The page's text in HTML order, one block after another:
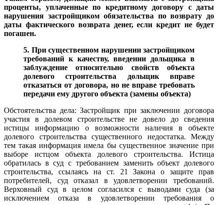
проценты, уплаченные по кредитному договору с даты
нарушения застройщиком обязательства по возврату до
даты фактического возврата денег, если кредит не будет
погашен.
5. При существенном нарушении застройщиком
требований к качеству, введении дольщика в
заблуждение относительно свойств объекта
долевого строительства дольщик вправе
отказаться от договора, но не вправе требовать
передачи ему другого объекта (замены объекта)
Обстоятельства дела: Застройщик при заключении договора
участия в долевом строительстве не довело до сведения
истицы информацию о возможности наличия в объекте
долевого строительства существенного недостатка. Между
тем такая информация имела бы существенное значение при
выборе истцом объекта долевого строительства. Истица
обратилась в суд с требованием заменить объект долевого
строительства, ссылаясь на ст. 21 Закона о защите прав
потребителей, суд отказал в удовлетворении требований.
Верховный суд в целом согласился с выводами суда (за
исключением отказа в удовлетворении требования о